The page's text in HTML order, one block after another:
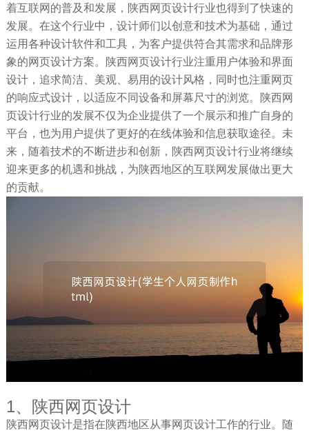
着互联网的普及和发展，陕西网页设计行业也得到了快速的
发展。在这个行业中，设计师们以创意和技术为基础，通过
运用各种设计软件和工具，为客户提供符合其需求和品牌形
象的网页设计方案。陕西网页设计行业注重用户体验和界面
设计，追求简洁、美观、易用的设计风格，同时也注重网页
的响应式设计，以适应不同设备和屏幕尺寸的浏览。陕西网
页设计行业的发展不仅为企业提供了一个展示和推广自身的
平台，也为用户提供了更好的在线体验和信息获取途径。未
来，随着技术的不断进步和创新，陕西网页设计行业将继续
迎来更多的机遇和挑战，为陕西地区的互联网发展做出更大
的贡献。
1、陕西网页设计
陕西网页设计是指在陕西地区从事网页设计工作的行业。随